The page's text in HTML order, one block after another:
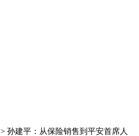
> 孙建平：从保险销售到平安首席人